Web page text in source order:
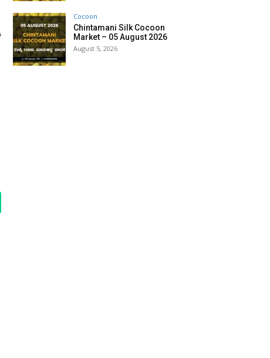
Cocoon
Chintamani Silk Cocoon
Market – 05 August 2026
August 5, 2026